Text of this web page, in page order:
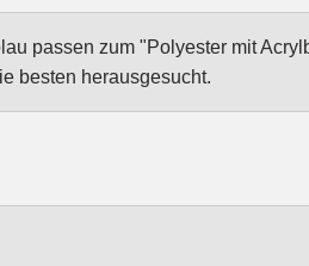
passen zum "Polyester mit
besten herausgesucht.